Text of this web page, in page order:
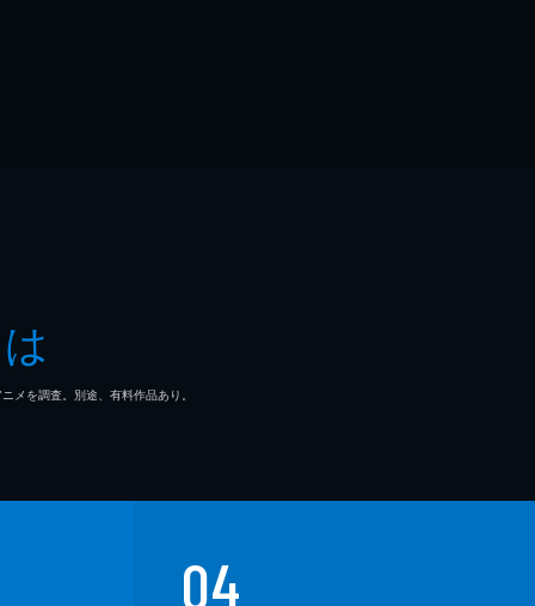
を調査。別途、有料作品あり。
04